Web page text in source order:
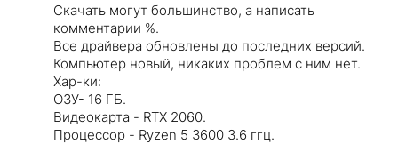
Скачать могут большинство, а написать
комментарии %.
Все драйвера обновлены до последних версий.
Компьютер новый, никаких проблем с ним нет.
Хар-ки:
ОЗУ- 16 ГБ.
Видеокарта - RTX 2060.
Процессор - Ryzen 5 3600 3.6 ггц.